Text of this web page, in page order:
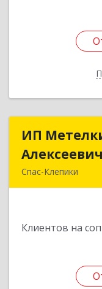
ИП
Алексеевич
Спас-Клепики
Клиентов на
ИП